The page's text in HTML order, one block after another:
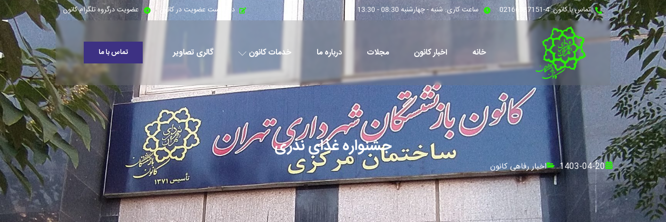
تماس با کانون: 4-02166387151 ساعت کاری: شنبه - چهارشنبه 08:30 - 13:30 درخواست عضویت در کانون عضویت درگروه تلگرام کانون
خانه اخبار کانون مجلات درباره ما خدمات کانون گالری تصاویر تماس با ما
جشنواره غذای نذری
1403-04-20 اخبار رفاهی کانون